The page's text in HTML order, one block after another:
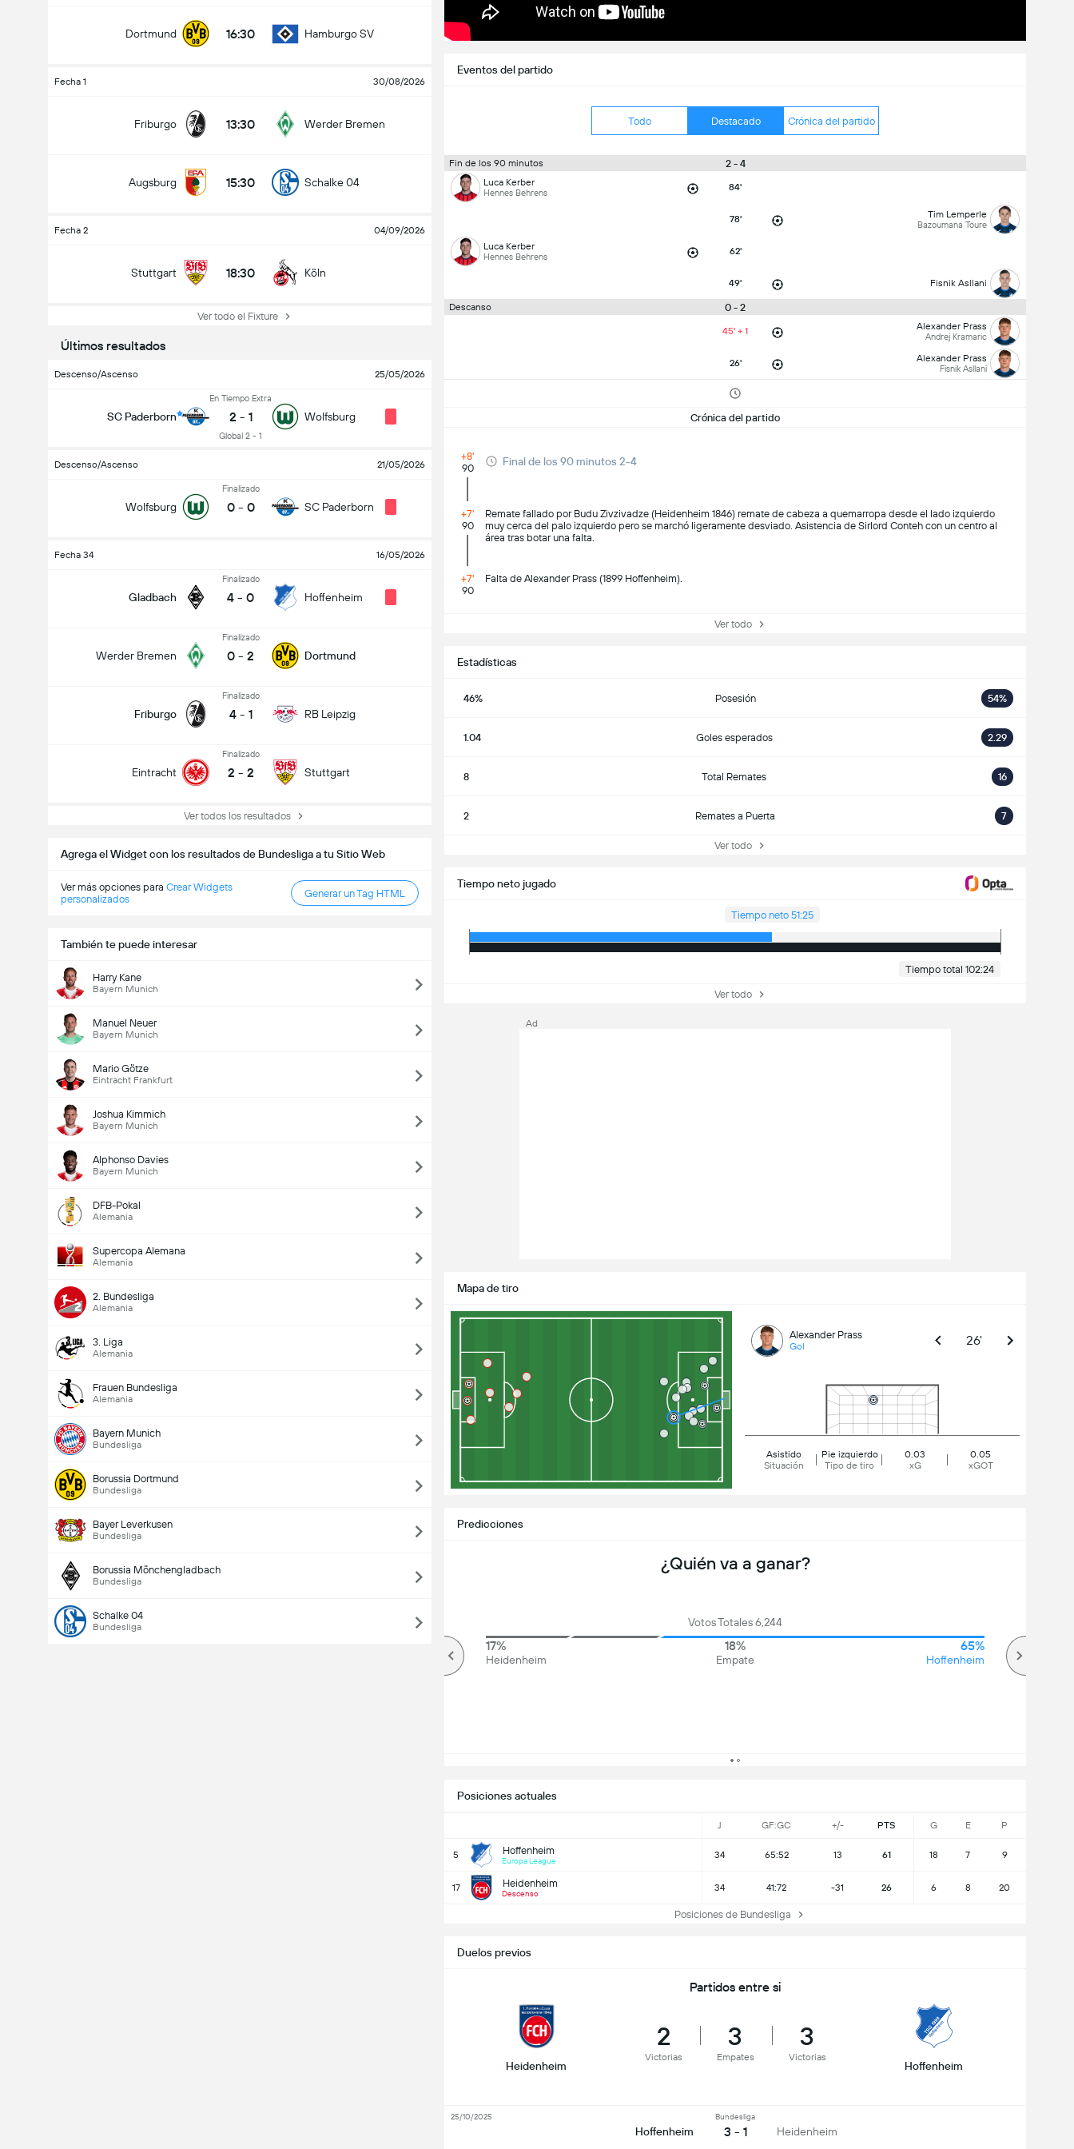
Dortmund 16:30 Hamburgo SV
Fecha 1 30/08/2026
Friburgo 13:30 Werder Bremen
Augsburg 15:30 Schalke 04
Fecha 2 04/09/2026
Stuttgart 18:30 Köln
Ver todo el Fixture
Últimos resultados
Descenso/Ascenso 25/05/2026
SC Paderborn
En Tiempo Extra
2 - 1
Global 2 - 1
Wolfsburg
Descenso/Ascenso 21/05/2026
Wolfsburg
Finalizado
0 - 0 SC Paderborn
Fecha 34 16/05/2026
Gladbach
Finalizado
4 - 0 Hoffenheim
Werder Bremen
Finalizado
0 - 2 Dortmund
Friburgo
Finalizado
4 - 1 RB Leipzig
Eintracht
Finalizado
2 - 2 Stuttgart
Ver todos los resultados
Agrega el Widget con los resultados de Bundesliga a tu Sitio Web
Ver más opciones para Crear Widgets
personalizados
Generar un Tag HTML
También te puede interesar
Harry Kane
Bayern Munich
Manuel Neuer
Bayern Munich
Mario Götze
Eintracht Frankfurt
Joshua Kimmich
Bayern Munich
Alphonso Davies
Bayern Munich
DFB-Pokal
Alemania
Supercopa Alemana
Alemania
2. Bundesliga
Alemania
3. Liga
Alemania
Frauen Bundesliga
Alemania
Bayern Munich
Bundesliga
Borussia Dortmund
Bundesliga
Bayer Leverkusen
Bundesliga
Borussia Mönchengladbach
Bundesliga
Schalke 04
Bundesliga
Eventos del partido
Todo Destacado Crónica del partido
Fin de los 90 minutos 2 - 4
Luca Kerber
Hennes Behrens 84'
78' Tim Lemperle
Bazoumana Toure
Luca Kerber
Hennes Behrens 62'
49' Fisnik Asllani
Descanso 0 - 2
45' + 1 Alexander Prass
Andrej Kramaric
26' Alexander Prass
Fisnik Asllani
Crónica del partido
+8'
90
Final de los 90 minutos 2-4
+7'
90
Remate fallado por Budu Zivzivadze (Heidenheim 1846) remate de cabeza a quemarropa desde el lado izquierdo
muy cerca del palo izquierdo pero se marchó ligeramente desviado. Asistencia de Sirlord Conteh con un centro al
área tras botar una falta.
+7'
90
Falta de Alexander Prass (1899 Hoffenheim).
Ver todo
Estadísticas
46% Posesión 54%
1.04 Goles esperados 2.29
8 Total Remates 16
2 Remates a Puerta 7
Ver todo
Tiempo neto jugado
Tiempo neto 51:25
Tiempo total 102:24
Ver todo
Mapa de tiro
Alexander Prass
Gol 26'
Asistido
Situación
Pie izquierdo
Tipo de tiro
0.03
xG
0.05
xGOT
Posiciones actuales
J GF:GC +/- PTS G E P
5 Hoffenheim
Europa League
34 65:52 13 61 18 7 9
17 Heidenheim
Descenso
34 41:72 -31 26 6 8 20
Posiciones de Bundesliga
Predicciones
¿Quién va a ganar?
Votos Totales 6,244
17%
Heidenheim
18%
Empate
65%
Hoffenheim
Goles en el partido (2.5)
Duelos previos
Partidos entre si
Heidenheim
2
Victorias
3
Empates
3
Victorias
Hoffenheim
Hoffenheim
Bundesliga
3 - 1 Heidenheim
25/10/2025
Ad